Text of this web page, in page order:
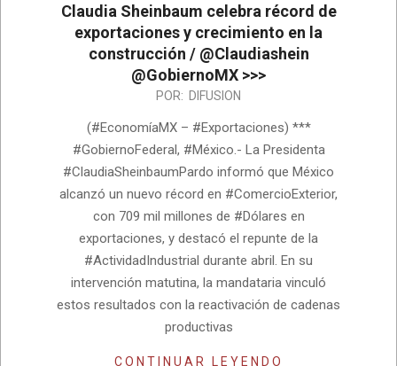
Claudia Sheinbaum celebra récord de
exportaciones y crecimiento en la
construcción / @Claudiashein
@GobiernoMX >>>
POR: DIFUSION
(#EconomíaMX – #Exportaciones) ***
#GobiernoFederal, #México.- La Presidenta
#ClaudiaSheinbaumPardo informó que México
alcanzó un nuevo récord en #ComercioExterior,
con 709 mil millones de #Dólares en
exportaciones, y destacó el repunte de la
#ActividadIndustrial durante abril. En su
intervención matutina, la mandataria vinculó
estos resultados con la reactivación de cadenas
productivas
CONTINUAR LEYENDO